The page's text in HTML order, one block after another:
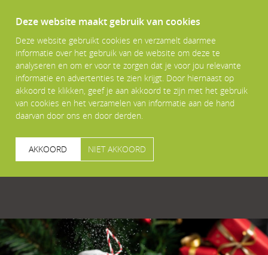
Deze website maakt gebruik van cookies
Deze website gebruikt cookies en verzamelt daarmee
informatie over het gebruik van de website om deze te
analyseren en om er voor te zorgen dat je voor jou relevante
informatie en advertenties te zien krijgt. Door hiernaast op
akkoord te klikken, geef je aan akkoord te zijn met het gebruik
van cookies en het verzamelen van informatie aan de hand
daarvan door ons en door derden.
AKKOORD NIET AKKOORD